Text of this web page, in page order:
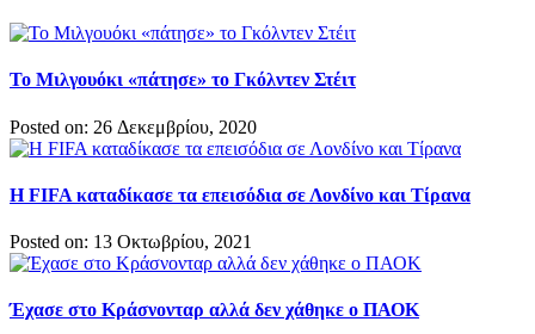
Το Μιλγουόκι «πάτησε» το Γκόλντεν Στέιτ
Posted on: 26 Δεκεμβρίου, 2020
Η FIFA καταδίκασε τα επεισόδια σε Λονδίνο και Τίρανα
Posted on: 13 Οκτωβρίου, 2021
Έχασε στο Κράσνονταρ αλλά δεν χάθηκε ο ΠΑΟΚ